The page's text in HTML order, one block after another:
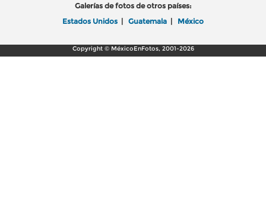
Galerías de fotos de otros países:
Estados Unidos | Guatemala | México
Copyright © MéxicoEnFotos, 2001-2026